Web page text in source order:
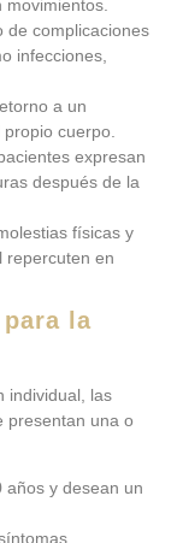
de complicaciones
infecciones,
a un
cuerpo.
expresan
después de la
físicas y
repercuten en
la
individual, las
presentan una o
años y desean un